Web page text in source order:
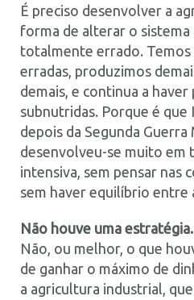
É preciso desenvolver a
forma de alterar o sistema
totalmente errado. Temos
erradas, produzimos
demais, e continua a
subnutridas. Porque é que
depois da Segunda
desenvolveu-se muito em
intensiva, sem pensar nas
sem haver equilíbrio entre
Não houve uma
Não, ou melhor, o que
de ganhar o máximo de
a agricultura industrial,